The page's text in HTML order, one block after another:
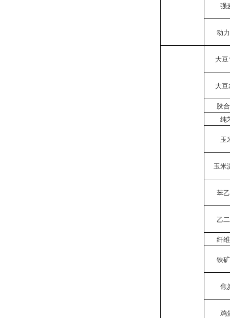
强
动
大
大
胶
纯
玉
玉米
苯
乙
纤
铁
焦
鸡